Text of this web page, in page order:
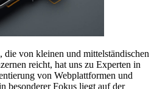
von kleinen und mittelständischen
reicht, hat uns zu Experten in
von Webplattformen und
besonderer Fokus liegt auf der